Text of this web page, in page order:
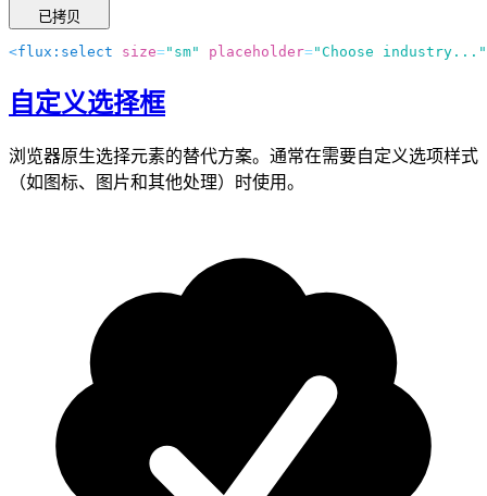
已拷贝
<flux:select size="sm" placeholder="Choose industry..."
自定义选择框
浏览器原生选择元素的替代方案。通常在需要自定义选项样式
（如图标、图片和其他处理）时使用。